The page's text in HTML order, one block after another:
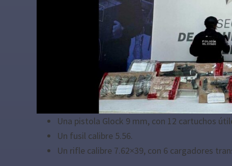
Una pistola Glock 9 mm, con 12 cartuchos
Un fusil calibre 5.56.
Un rifle calibre 7.62×39, con 6 cargadores